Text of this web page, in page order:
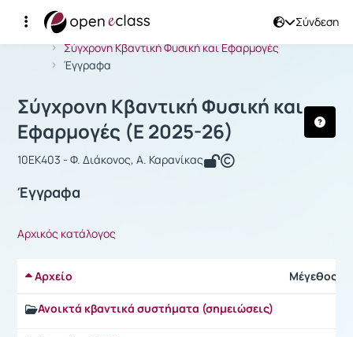
Σύνδεση
Αρχική Σελίδα
Σύγχρονη Κβαντική Φυσική και Εφαρμογές
Έγγραφα
Μάθημα : Σύγχρονη Κβαντική
Σύγχρονη Κβαντική Φυσική και
Εφαρμογές (Ε 2025-26)
10EK403 - Φ. Διάκονος, Α. Καρανίκας
Έγγραφα
Αρχικός κατάλογος
Αρχείο Μέγεθος
Ανοικτά κβαντικά συστήματα (σημειώσεις)